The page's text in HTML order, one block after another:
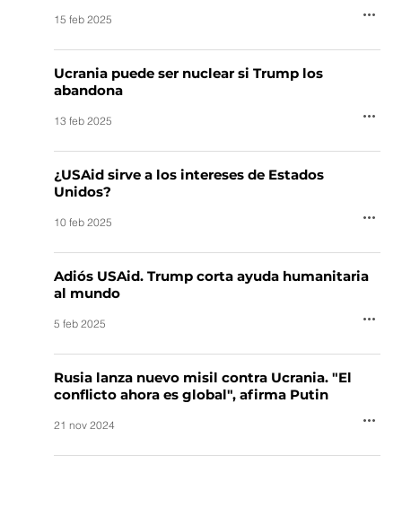
15 feb 2025
Ucrania puede ser nuclear si Trump los
abandona
13 feb 2025
¿USAid sirve a los intereses de Estados
Unidos?
10 feb 2025
Adiós USAid. Trump corta ayuda humanitaria
al mundo
5 feb 2025
Rusia lanza nuevo misil contra Ucrania. "El
conflicto ahora es global", afirma Putin
21 nov 2024